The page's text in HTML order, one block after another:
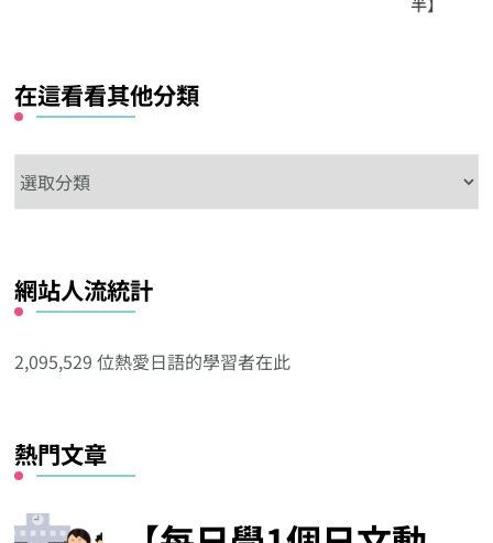
在這看看其他分類
這
其
他
類
網站人流統計
2,095,529 位熱愛日語的學習者在此
熱門文章